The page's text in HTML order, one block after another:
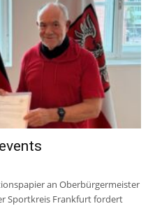
an Oberbürgermeister
Sportkreis Frankfurt fordert